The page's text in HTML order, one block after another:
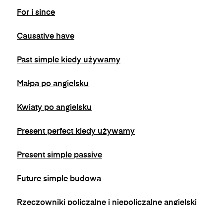
For i since
Causative have
Past simple kiedy używamy
Małpa po angielsku
Kwiaty po angielsku
Present perfect kiedy używamy
Present simple passive
Future simple budowa
Rzeczowniki policzalne i niepoliczalne angielski